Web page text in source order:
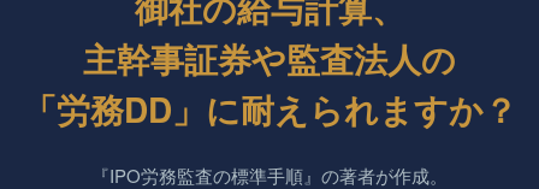
主幹事証券や監査法人の
「労務DD」に耐えられますか？
『IPO労務監査の標準手順』の著者が作成。